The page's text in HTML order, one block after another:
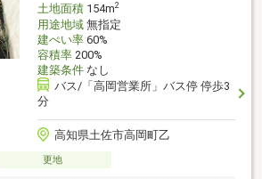
土地面積154m2
用途地域無指定
建ぺい率60%
容積率200%
建築条件なし
バス/「高岡営業所」バス停 停歩3
分
高知県土佐市高岡町乙
更地